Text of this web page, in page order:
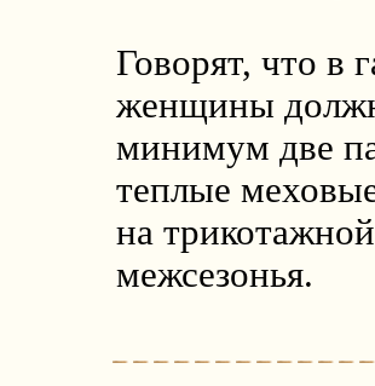
Говорят, что в
женщины
минимум две
теплые
на
межсезонья.